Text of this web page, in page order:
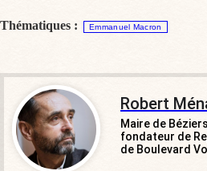
Thématiques : Emmanuel Macron
Robert
Maire de
fondateur de
de Boulevard